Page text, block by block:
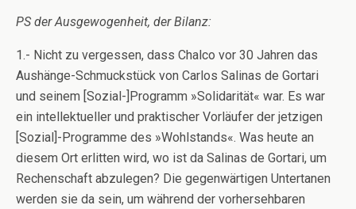
PS der Ausgewogenheit, der Bilanz:
1.- Nicht zu vergessen, dass Chalco vor 30 Jahren das
Aushänge-Schmuckstück von Carlos Salinas de Gortari
und seinem [Sozial-]Programm »Solidarität« war. Es war
ein intellektueller und praktischer Vorläufer der jetzigen
[Sozial]-Programme des »Wohlstands«. Was heute an
diesem Ort erlitten wird, wo ist da Salinas de Gortari, um
Rechenschaft abzulegen? Die gegenwärtigen Untertanen
werden sie da sein, um während der vorhersehbaren